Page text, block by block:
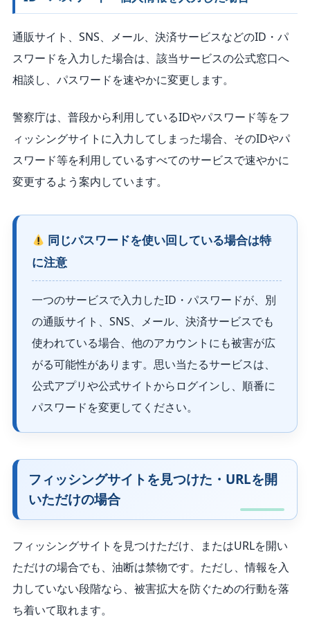
通販サイト、SNS、メール、決済サービスなどのID・パ
スワードを入力した場合は、該当サービスの公式窓口へ
相談し、パスワードを速やかに変更します。
警察庁は、普段から利用しているIDやパスワード等をフ
ィッシングサイトに入力してしまった場合、そのIDやパ
スワード等を利用しているすべてのサービスで速やかに
変更するよう案内しています。
同じパスワードを使い回している場合は特
に注意
一つのサービスで入力したID・パスワードが、別
の通販サイト、SNS、メール、決済サービスでも
使われている場合、他のアカウントにも被害が広
がる可能性があります。思い当たるサービスは、
公式アプリや公式サイトからログインし、順番に
パスワードを変更してください。
フィッシングサイトを見つけた・URLを開
いただけの場合
フィッシングサイトを見つけただけ、またはURLを開い
ただけの場合でも、油断は禁物です。ただし、情報を入
力していない段階なら、被害拡大を防ぐための行動を落
ち着いて取れます。